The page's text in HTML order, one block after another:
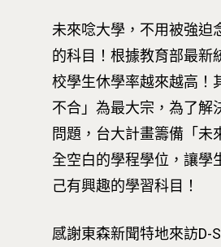
未來唸大學，不用被強迫
的科目！根據教育部最新
校學生休學率越來越高！
不合」為最大宗，為了解
問題，台大計畫籌備「未
全空白的學程學位，讓學
己有興趣的學習科目！
感謝東森新聞特地來訪D-